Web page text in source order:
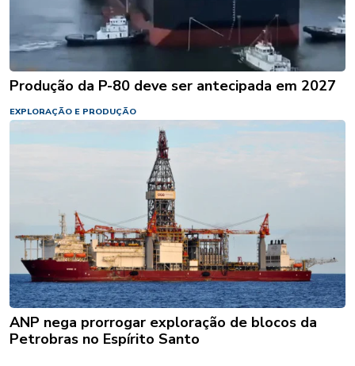
Produção da P-80 deve ser antecipada em 2027
EXPLORAÇÃO E PRODUÇÃO
ANP nega prorrogar exploração de blocos da
Petrobras no Espírito Santo